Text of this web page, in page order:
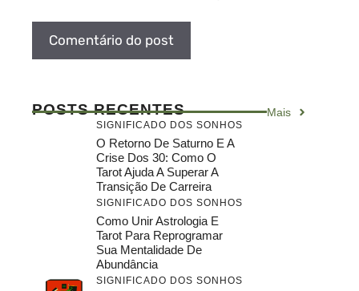
POSTS RECENTES Mais
SIGNIFICADO DOS SONHOS
O Retorno De Saturno E A
Crise Dos 30: Como O
Tarot Ajuda A Superar A
Transição De Carreira
SIGNIFICADO DOS SONHOS
Como Unir Astrologia E
Tarot Para Reprogramar
Sua Mentalidade De
Abundância
SIGNIFICADO DOS SONHOS